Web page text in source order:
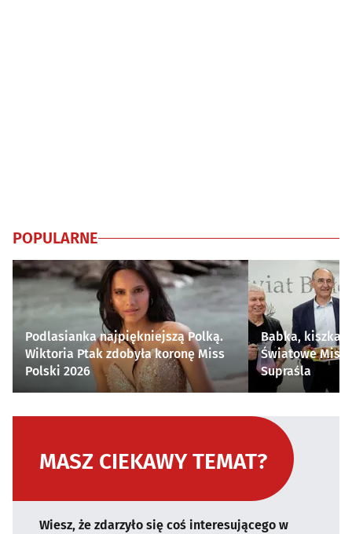
POPULARNE
Podlasianka najpiękniejszą Polką.
Wiktoria Ptak zdobyła koronę Miss
Polski 2026
Babka, kiszka i
Światowe
Supraśla
MASZ CIEKAWY TEMAT?
Wiesz, że zdarzyło się coś interesującego w